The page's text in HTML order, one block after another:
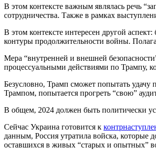
В этом контексте важным являлась речь
сотрудничества. Также в рамках
В этом контексте интересен другой
контуры продолжительности войны.
Мера “внутренней и внешней
процессуальными действиями по Трампу,
Безусловно, Трамп сможет попытать удачу
Трампом, попытается прогреть “свою”
В общем, 2024 должен быть политически
Сейчас Украина готовится к
данным, Россия утратила войска, которые
оставшихся в живых “старых и опытных”